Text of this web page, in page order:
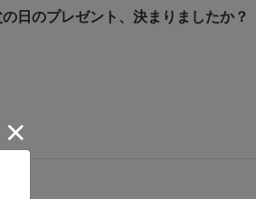
の日のプレゼント、決まりましたか？